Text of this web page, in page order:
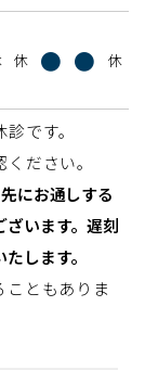
休 ● ● 休
です。
ださい。
にお通しする
います。遅刻
します。
ともありま